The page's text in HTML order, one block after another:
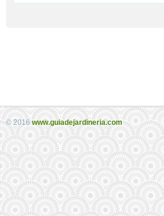
© 2016 www.guiadejardineria.com